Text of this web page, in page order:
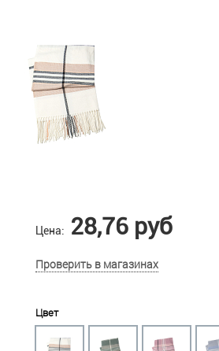
Цена: 28,76 руб
Проверить в магазинах
Цвет